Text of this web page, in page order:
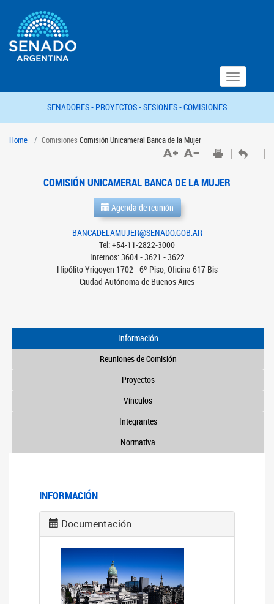
Toggle
navigation
SENADORES - PROYECTOS -SESIONES -COMISIONES
Home Comisiones Comisión Unicameral Banca de la Mujer
COMISIÓN UNICAMERAL BANCA DE LA MUJER
Agenda de reunión
BANCADELAMUJER@SENADO.GOB.AR
Tel: +54-11-2822-3000
Internos: 3604 - 3621 - 3622
Hipólito Yrigoyen 1702 - 6º Piso, Oficina 617 Bis
Ciudad Autónoma de Buenos Aires
Información
Reuniones de Comisión
Proyectos
Vínculos
Integrantes
Normativa
INFORMACIÓN
Documentación